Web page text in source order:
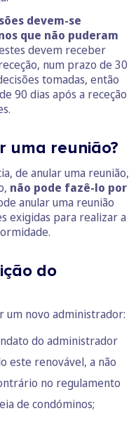
devem-se
que não puderam
devem receber
num prazo de 30
tomadas, então
90 dias após a receção
uma reunião?
de anular uma reunião,
não pode fazê-lo por
anular uma reunião
exigidas para realizar a
do
um novo administrador:
do administrador
este renovável, a não
no regulamento
de condóminos;